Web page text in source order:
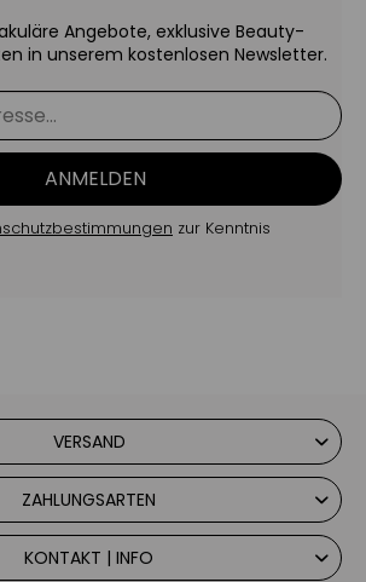
Angebote, exklusive Beauty-
in unserem kostenlosen Newsletter.
ANMELDEN
zur Kenntnis
VERSAND
ZAHLUNGSARTEN
KONTAKT | INFO